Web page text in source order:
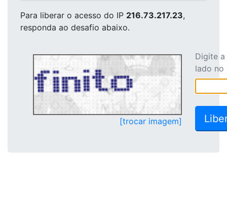
Para liberar o acesso do IP 216.73.217.23,
responda ao desafio abaixo.
[trocar imagem]
Digite
lado no